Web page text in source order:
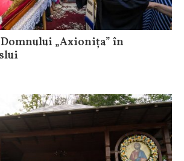
„Axionița” în